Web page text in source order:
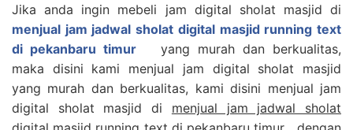
Jika anda ingin mebeli jam digital sholat masjid di
menjual jam jadwal sholat digital masjid running text
di pekanbaru timur
yang murah dan berkualitas,
maka disini kami menjual jam digital sholat masjid
yang murah dan berkualitas, kami disini menjual jam
digital sholat masjid di menjual jam jadwal sholat